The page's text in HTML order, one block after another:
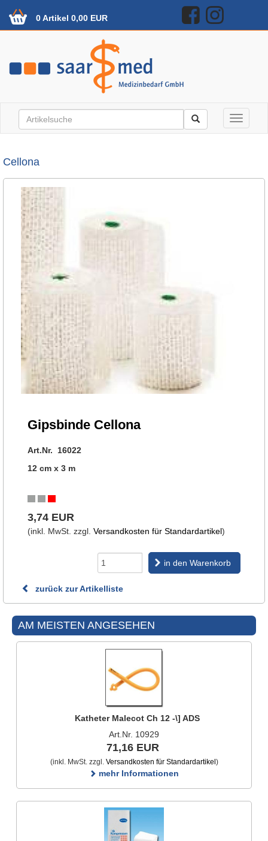
0 Artikel 0,00 EUR
Toggle
Cellona
Gipsbinde Cellona
Art.Nr. 16022
12 cm x 3 m
3,74 EUR
(inkl. MwSt. zzgl. Versandkosten für Standardartikel)
in den Warenkorb
zurück zur Artikelliste
AM MEISTEN ANGESEHEN
Katheter Malecot Ch 12 -\] ADS
Art.Nr. 10929
71,16 EUR
(inkl. MwSt. zzgl. Versandkosten für Standardartikel)
mehr Informationen